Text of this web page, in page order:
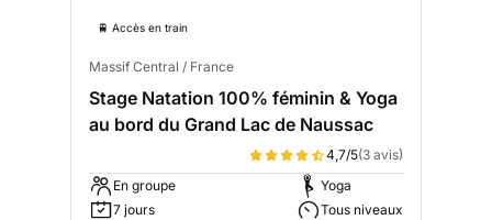
🚆 Accès en train
Massif Central / France
Stage Natation 100% féminin & Yoga
au bord du Grand Lac de Naussac
4,7/5(3 avis)
En groupe
7 jours
Yoga
Tous niveaux